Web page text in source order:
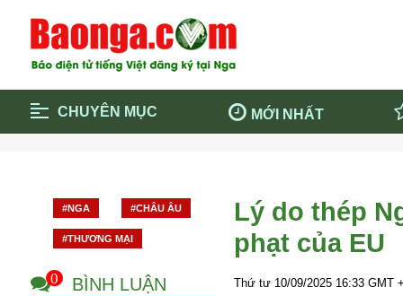
CHUYÊN MỤC MỚI NHẤT
Cộng đồng
Thông
Cuộc sống quanh ta
Khám
Quảng cáo
#NGA #CHÂU ÂU
#THƯƠNG MẠI
0 BÌNH LUẬN
Lý do thép
phạt của EU
Thứ tư 10/09/2025 16:33 GMT